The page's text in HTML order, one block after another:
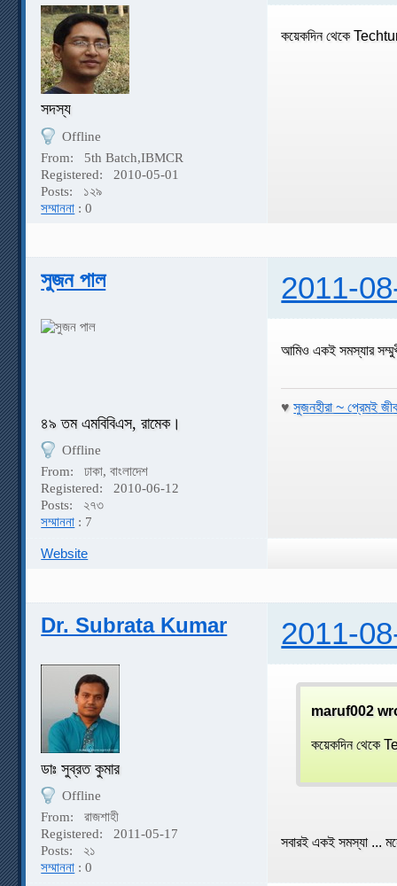
সদস্য
Offline
From:
5th Batch,IBMCR
Registered:
2010-05-01
Posts:
১২৯
সম্মাননা : 0
কয়েকদিন থেকে
সুজন পাল 2011-
৪৯ তম এমবিবিএস, রামেক।
Offline
From:
ঢাকা, বাংলাদেশ
Registered:
2010-06-12
Posts:
২৭৩
সম্মাননা : 7
আমিও একই সমস্যার
♥সুজনহীরা ~ প্রেমই
Website
Dr. Subrata Kumar 2011-
ডাঃ সুব্রত কুমার
Offline
From:
রাজশাহী
Registered:
2011-05-17
Posts:
২১
সম্মাননা : 0
maruf002
কয়েকদিন থেকে
সবারই একই সমস্যা ...